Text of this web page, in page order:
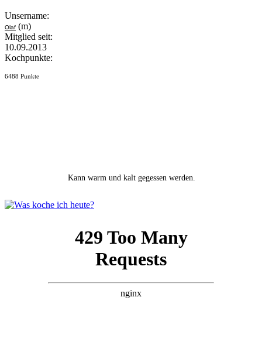
Unsername:
Olaf (m)
Mitglied seit:
10.09.2013
Kochpunkte:
6488 Punkte
Kann warm und kalt gegessen werden.